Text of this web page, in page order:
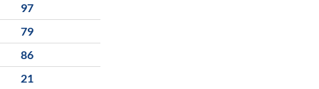
97
79
86
21